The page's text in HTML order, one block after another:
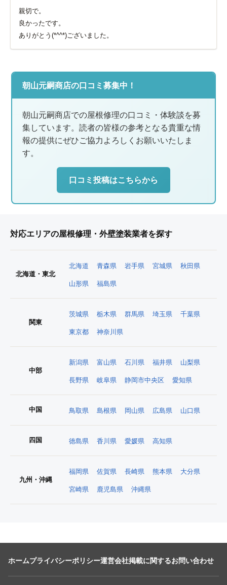
親切で。
良かったです。
ありがとう(*^^*)ございました。
朝山元嗣商店の口コミ募集中！
朝山元嗣商店での屋根修理の口コミ・体験談を募
集しています。読者の皆様の参考となる貴重な情
報の提供にぜひご協力よろしくお願いいたしま
す。
口コミ投稿はこちらから
対応エリアの屋根修理・外壁塗装業者を探す
北海道・東北
北海道 青森県 岩手県 宮城県 秋田県
山形県 福島県
関東
茨城県 栃木県 群馬県 埼玉県 千葉県
東京都 神奈川県
中部
新潟県 富山県 石川県 福井県 山梨県
長野県 岐阜県 静岡市中央区 愛知県
中国 鳥取県 島根県 岡山県 広島県 山口県
四国 徳島県 香川県 愛媛県 高知県
九州・沖縄
福岡県 佐賀県 長崎県 熊本県 大分県
宮崎県 鹿児島県 沖縄県
ホームプライバシーポリシー運営会社掲載に関するお問い合わせ